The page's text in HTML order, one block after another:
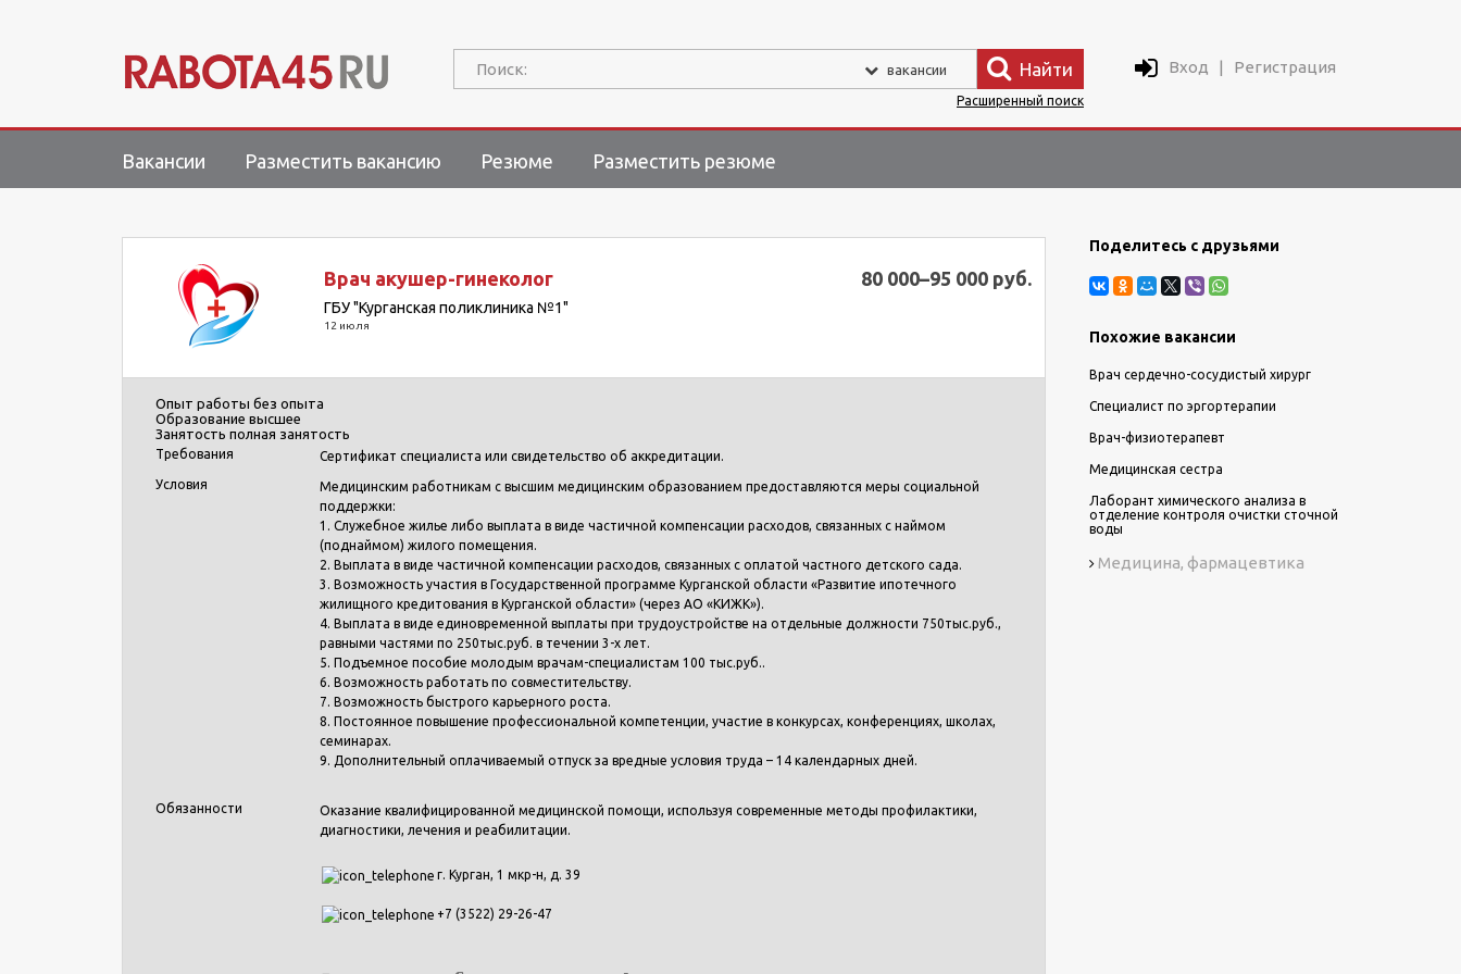
Поиск: вакансии Найти Вход | Регистрация
Расширенный поиск
Вакансии Разместить вакансию Резюме Разместить резюме
Врач акушер-гинеколог 80 000–95 000 руб.
ГБУ "Курганская поликлиника №1"
12 июля
Опыт работы без опыта
Образование высшее
Занятость полная занятость
Требования
Сертификат специалиста или свидетельство об аккредитации.
Условия
Медицинским работникам с высшим медицинским образованием предоставляются меры социальной
поддержки:
1. Служебное жилье либо выплата в виде частичной компенсации расходов, связанных с наймом
(поднаймом) жилого помещения.
2. Выплата в виде частичной компенсации расходов, связанных с оплатой частного детского сада.
3. Возможность участия в Государственной программе Курганской области «Развитие ипотечного
жилищного кредитования в Курганской области» (через АО «КИЖК»).
4. Выплата в виде единовременной выплаты при трудоустройстве на отдельные должности 750тыс.руб.,
равными частями по 250тыс.руб. в течении 3-х лет.
5. Подъемное пособие молодым врачам-специалистам 100 тыс.руб..
6. Возможность работать по совместительству.
7. Возможность быстрого карьерного роста.
8. Постоянное повышение профессиональной компетенции, участие в конкурсах, конференциях, школах,
семинарах.
9. Дополнительный оплачиваемый отпуск за вредные условия труда – 14 календарных дней.
Обязанности
Оказание квалифицированной медицинской помощи, используя современные методы профилактики,
диагностики, лечения и реабилитации.
г. Курган, 1 мкр-н, д. 39
+7 (3522) 29-26-47
Поделитесь с друзьями
Похожие вакансии
Врач сердечно-сосудистый хирург
Специалист по эргортерапии
Врач-физиотерапевт
Медицинская сестра
Лаборант химического анализа в
отделение контроля очистки сточной
воды
Медицина, фармацевтика